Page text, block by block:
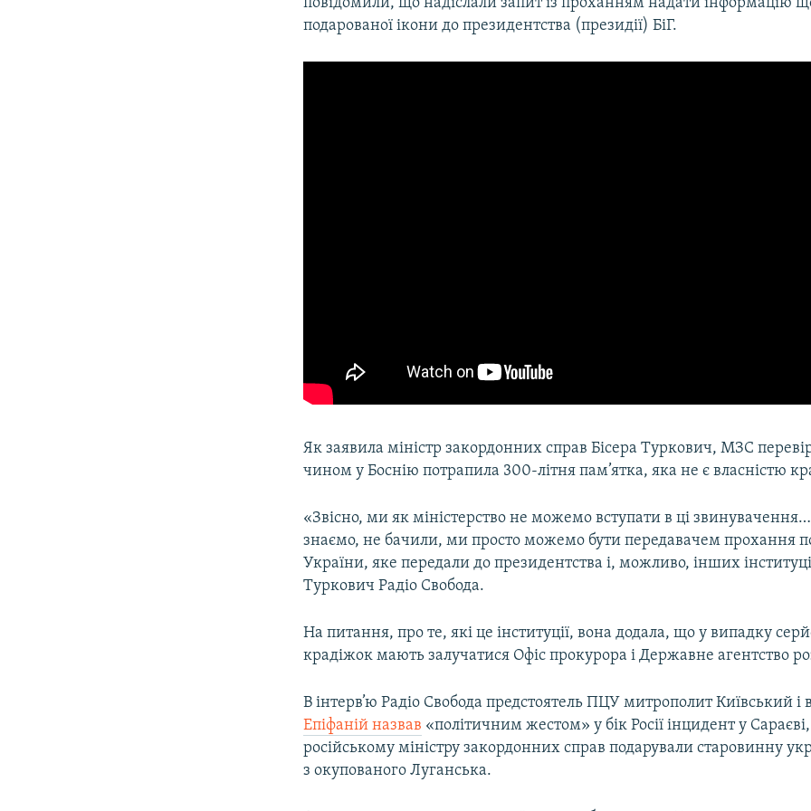
повідомили, що надіслали запит із проханням надати інформацію
подарованої ікони до президентства (президії) БіГ.
Як заявила міністр закордонних справ Бісера Туркович, МЗС
чином у Боснію потрапила 300-літня пам’ятка, яка не є власністю
«Звісно, ми як міністерство не можемо вступати в ці
знаємо, не бачили, ми просто можемо бути передавачем прохання
України, яке передали до президентства і, можливо, інших
Туркович Радіо Свобода.
На питання, про те, які це інституції, вона додала, що у випадку
крадіжок мають залучатися Офіс прокурора і Державне агентство
В інтерв’ю Радіо Свобода предстоятель ПЦУ митрополит Київський і
Епіфаній назвав «політичним жестом» у бік Росії інцидент у
російському міністру закордонних справ подарували старовинну
з окупованого Луганська.